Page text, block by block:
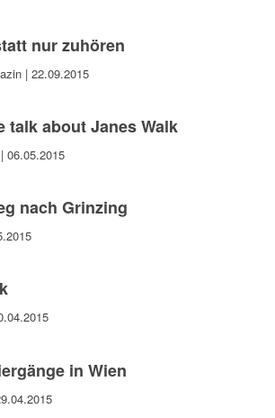
nur zuhören
| 22.09.2015
talk about Janes Walk
06.05.2015
nach Grinzing
in Wien